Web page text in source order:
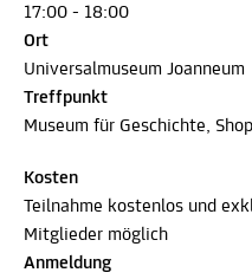
17:00 - 18:00
Ort
Universalmuseum Joanneum
Treffpunkt
Museum für Geschichte, Shop
Kosten
Teilnahme kostenlos und
Mitglieder möglich
Anmeldung